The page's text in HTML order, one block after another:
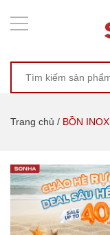
Trang chủ / BỒN INOX